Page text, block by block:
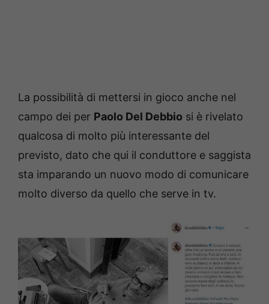
La possibilità di mettersi in gioco anche nel
campo dei per Paolo Del Debbio si è rivelato
qualcosa di molto più interessante del
previsto, dato che qui il conduttore e saggista
sta imparando un nuovo modo di comunicare
molto diverso da quello che serve in tv.